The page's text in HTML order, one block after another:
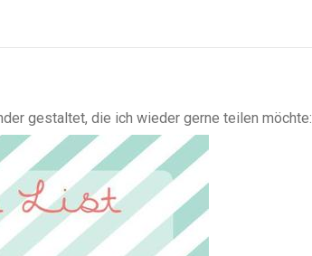
gestaltet, die ich wieder gerne teilen möchte: